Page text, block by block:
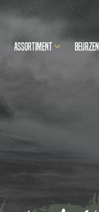
Assortiment Beurzen